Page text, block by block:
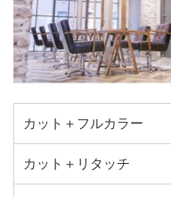
カット＋フルカラー
カット＋リタッチ